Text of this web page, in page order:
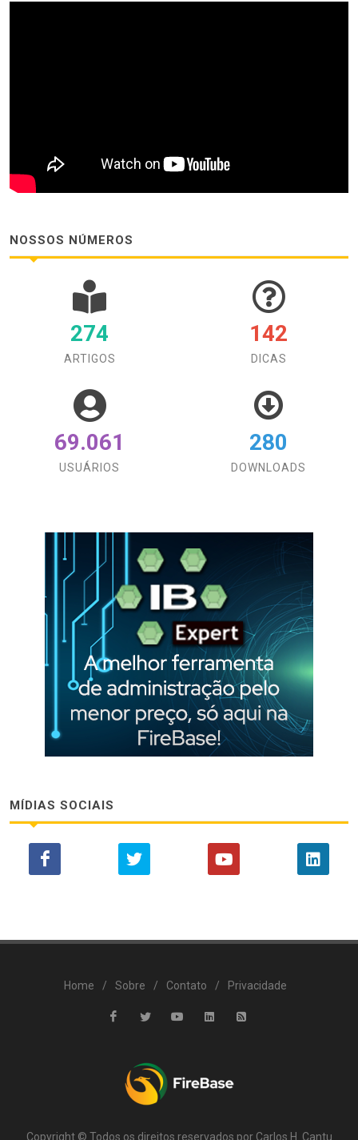
NOSSOS NÚMEROS
274
ARTIGOS
142
DICAS
69.061
USUÁRIOS
280
DOWNLOADS
MÍDIAS SOCIAIS
Copyright © Todos os direitos reservados por Carlos H. Cantu
Home / Sobre / Contato / Privacidade